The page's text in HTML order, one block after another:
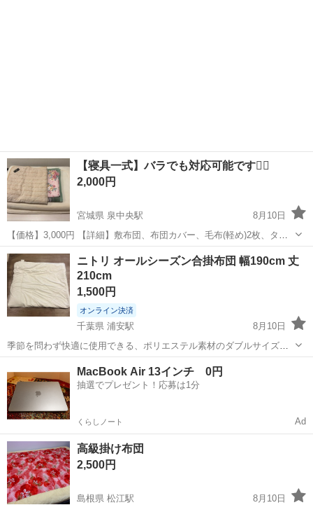
【寝具一式】バラでも対応可能です🙆‍♀️
2,000円
宮城県 泉中央駅
8月10日
【価格】3,000円 【詳細】敷布団、布団カバー、毛布(軽め)2枚、タオ
ル1枚 【希望取引場所】仙台市 【希望取引日時】8月10.11日、平日
夜、土日 ドタキャンしない方、中古品のためサイズや状態などが目安
であることをご...
宮城 仙台市 泉中央駅 バラ
ニトリ オールシーズン合掛布団 幅190cm 丈
210cm
1,500円
オンライン決済
千葉県 浦安駅
8月10日
季節を問わず快適に使用できる、ポリエステル素材のダブルサイズ合
掛布団です。 - ブランド: ニトリ - 製品名: オールシーズンシング11テ
ンセット n-s D 合掛布団 - サイズ: 幅190cm 丈210cm - 素材...
MacBook Air 13インチ 0円
抽選でプレゼント！応募は1分
くらしノート Ad
高級掛け布団
2,500円
島根県 松江駅
8月10日